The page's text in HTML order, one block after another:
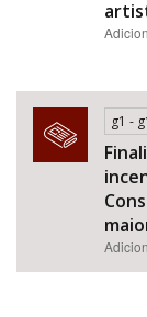
g1 -